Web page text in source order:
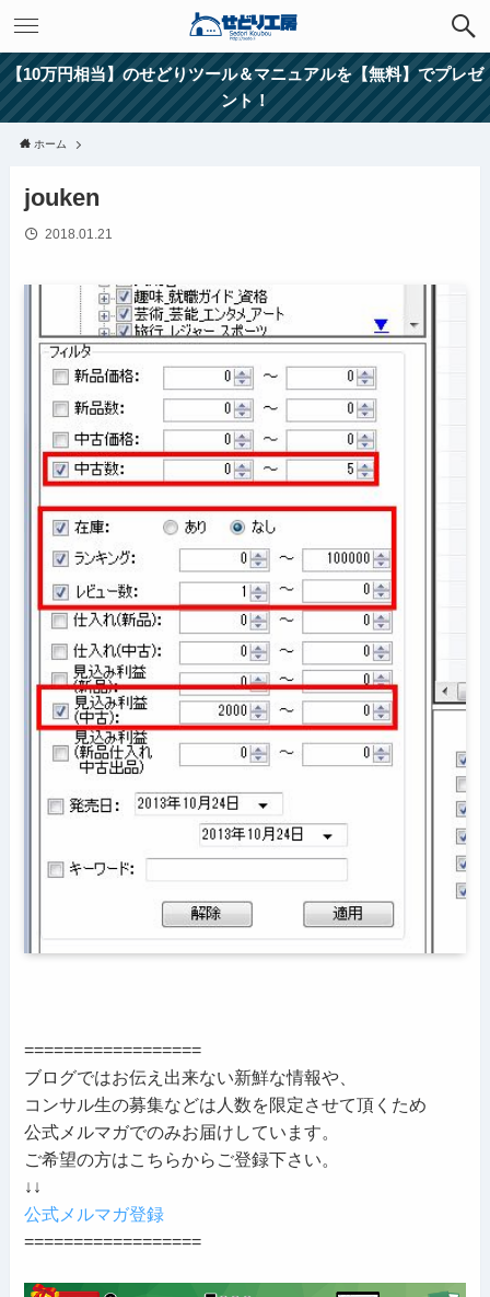
【10万円相当】のせどりツール＆マニュアルを【無料】でプレゼ
ント！
ホーム
jouken
2018.01.21
==================
ブログではお伝え出来ない新鮮な情報や、
コンサル生の募集などは人数を限定させて頂くため
公式メルマガでのみお届けしています。
ご希望の方はこちらからご登録下さい。
↓↓
公式メルマガ登録
==================